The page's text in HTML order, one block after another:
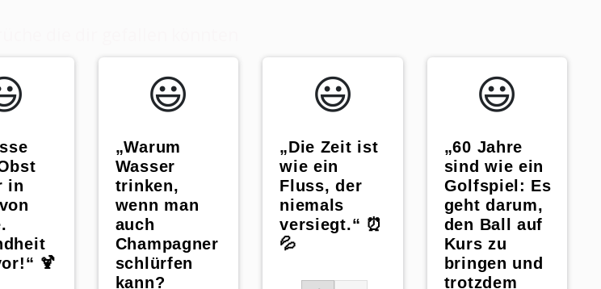
in
🍹
😃️
„Warum
Wasser
trinken,
wenn man
auch
Champagner
schlürfen
kann?
😃️
„Die Zeit ist
wie ein
Fluss, der
niemals
versiegt.“ ⏰
💦
😃️
„60 Jahre
sind wie ein
Golfspiel: Es
geht darum,
den Ball auf
Kurs zu
bringen und
trotzdem